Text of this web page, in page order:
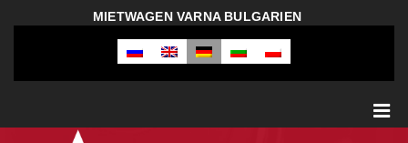
MIETWAGEN VARNA BULGARIEN